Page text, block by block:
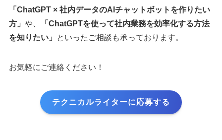
「ChatGPT × 社内データのAIチャットボットを作りたい
方」 や、
「ChatGPTを使って社内業務を効率化する方法
を知りたい」
といったご相談も承っております。
お気軽にご連絡ください！
テクニカルライターに応募する